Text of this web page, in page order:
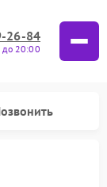
26-84
до 20:00